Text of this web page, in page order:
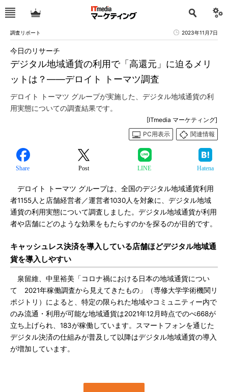
調査リポート 2023年11月7日
デジタル地域通貨の利用で「高還元」に迫るメリ
ットは？――デロイト トーマツ調査
今日のリサーチ
デロイト トーマツ グループが実施した、デジタル地域通貨の利
用実態についての調査結果です。
[ITmedia マーケティング]
PC用表示
関連情報
Share Post LINE Hatena
デロイト トーマツ グループは、全国のデジタル地域通貨利用
者1155人と店舗経営者／運営者1030人を対象に、デジタル地域
通貨の利用実態について調査しました。デジタル地域通貨が利用
者や店舗にどのような効果をもたらすのかを探るのが目的です。
キャッシュレス決済を導入している店舗ほどデジタル地域通
貨を導入しやすい
泉留維、中里裕美「コロナ禍における日本の地域通貨につい
て 2021年稼働調査から見えてきたもの」（専修大学学術機関リ
ポジトリ）によると、特定の限られた地域やコミュニティー内で
のみ流通・利用が可能な地域通貨は2021年12月時点でのべ668が
立ち上げられ、183が稼働しています。スマートフォンを通じた
デジタル決済の仕組みが普及して以降はデジタル地域通貨の導入
が増加しています。